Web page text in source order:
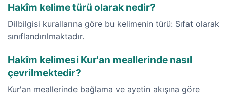
Hakîm kelime türü olarak nedir?
Dilbilgisi kurallarına göre bu kelimenin türü: Sıfat olarak
sınıflandırılmaktadır.
Hakîm kelimesi Kur'an meallerinde nasıl
çevrilmektedir?
Kur'an meallerinde bağlama ve ayetin akışına göre